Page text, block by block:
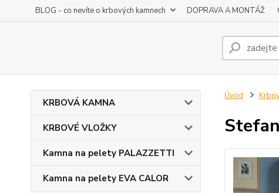
BLOG - co nevíte o krbových kamnech DOPRAVA A MONTÁŽ
KRBOVÁ KAMNA
KRBOVÉ VLOŽKY
Kamna na pelety PALAZZETTI
Kamna na pelety EVA CALOR
Úvod